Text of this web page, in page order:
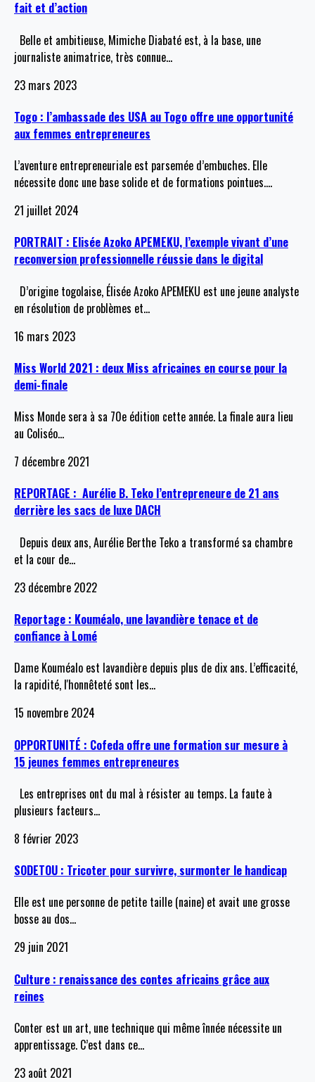
fait et d’action
Belle et ambitieuse, Mimiche Diabaté est, à la base, une
journaliste animatrice, très connue…
23 mars 2023
Togo : l’ambassade des USA au Togo offre une opportunité
aux femmes entrepreneures
L’aventure entrepreneuriale est parsemée d’embuches. Elle
nécessite donc une base solide et de formations pointues.…
21 juillet 2024
PORTRAIT : Elisée Azoko APEMEKU, l’exemple vivant d’une
reconversion professionnelle réussie dans le digital
D’origine togolaise, Élisée Azoko APEMEKU est une jeune analyste
en résolution de problèmes et…
16 mars 2023
Miss World 2021 : deux Miss africaines en course pour la
demi-finale
Miss Monde sera à sa 70e édition cette année. La finale aura lieu
au Coliséo…
7 décembre 2021
REPORTAGE : Aurélie B. Teko l’entrepreneure de 21 ans
derrière les sacs de luxe DACH
Depuis deux ans, Aurélie Berthe Teko a transformé sa chambre
et la cour de…
23 décembre 2022
Reportage : Kouméalo, une lavandière tenace et de
confiance à Lomé
Dame Kouméalo est lavandière depuis plus de dix ans. L’efficacité,
la rapidité, l'honnêteté sont les…
15 novembre 2024
OPPORTUNITÉ : Cofeda offre une formation sur mesure à
15 jeunes femmes entrepreneures
Les entreprises ont du mal à résister au temps. La faute à
plusieurs facteurs…
8 février 2023
SODETOU : Tricoter pour survivre, surmonter le handicap
Elle est une personne de petite taille (naine) et avait une grosse
bosse au dos…
29 juin 2021
Culture : renaissance des contes africains grâce aux
reines
Conter est un art, une technique qui même înnée nécessite un
apprentissage. C’est dans ce…
23 août 2021